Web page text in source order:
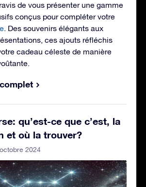
de vous présenter une gamme
conçus pour compléter votre
. Des souvenirs élégants aux
ces ajouts réfléchis
cadeau céleste de manière
qu’est-ce que c’est, la
et où la trouver?
2024